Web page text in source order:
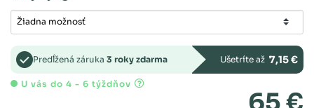
Predĺžená záruka 3 roky zdarma Ušetríte až 7,15 €
U vás do 4 - 6 týždňov